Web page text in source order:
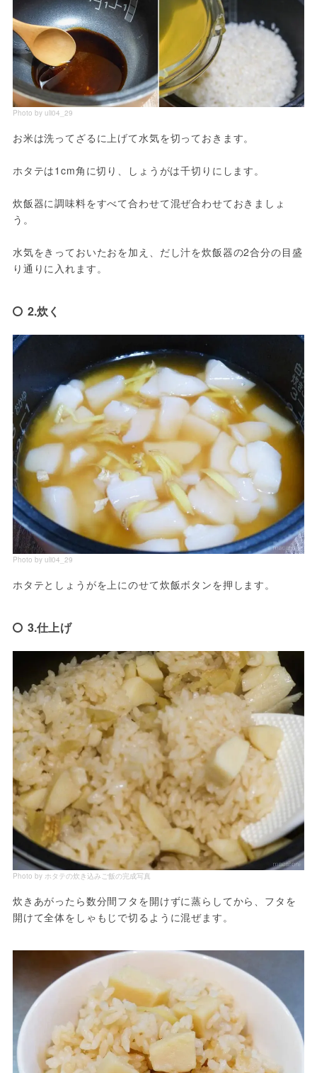
Photo by uli04_29
お米は洗ってざるに上げて水気を切っておきます。
ホタテは1cm角に切り、しょうがは千切りにします。
炊飯器に調味料をすべて合わせて混ぜ合わせておきましょ
う。
水気をきっておいたおを加え、だし汁を炊飯器の2合分の目盛
り通りに入れます。
2.炊く
Photo by uli04_29
ホタテとしょうがを上にのせて炊飯ボタンを押します。
3.仕上げ
Photo by ホタテの炊き込みご飯の完成写真
炊きあがったら数分間フタを開けずに蒸らしてから、フタを
開けて全体をしゃもじで切るように混ぜます。